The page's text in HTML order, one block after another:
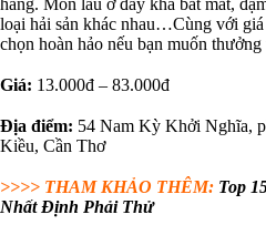
loại hải sản khác nhau…Cùng với
chọn hoàn hảo nếu bạn muốn
Giá: 13.000đ – 83.000đ
Địa điểm: 54 Nam Kỳ Khởi Nghĩa,
Kiều, Cần Thơ
>>>> THAM KHẢO THÊM: Top
Nhất Định Phải Thử